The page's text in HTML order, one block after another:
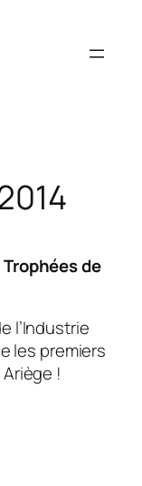
de
l’Industrie
les premiers
!